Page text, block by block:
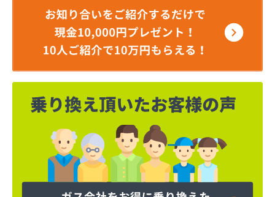
株式会社サンオート
株式会社シティガス広島
株式会社たかまガス
株式会社ナカガワプロパン
株式会社ナカガワプロパン 古市支店
株式会社ナカガワプロパン 焼山支店
株式会社ホームエネルギー 山陽三原デポ
株式会社もみじ商事
株式会社安田無線
株式会社奥川商店
株式会社丸善商会
株式会社丸善商会